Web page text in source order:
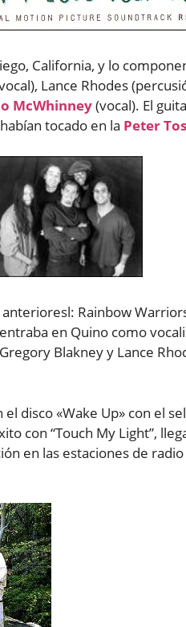
California, y lo
Lance Rhodes
McWhinney(vocal). El
tocado en la Peter
Rainbow
en Quino como
Blakney y Lance
disco «Wake Up» con el
con “Touch My Light”,
en las estaciones de